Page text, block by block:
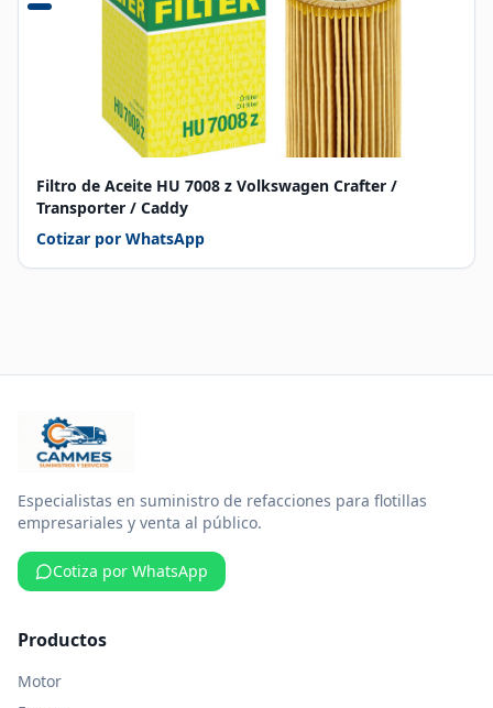
Filtro de Aceite HU 7008 z Volkswagen Crafter /
Transporter / Caddy
Cotizar por WhatsApp
Especialistas en suministro de refacciones para flotillas
empresariales y venta al público.
Cotiza por WhatsApp
Productos
Motor